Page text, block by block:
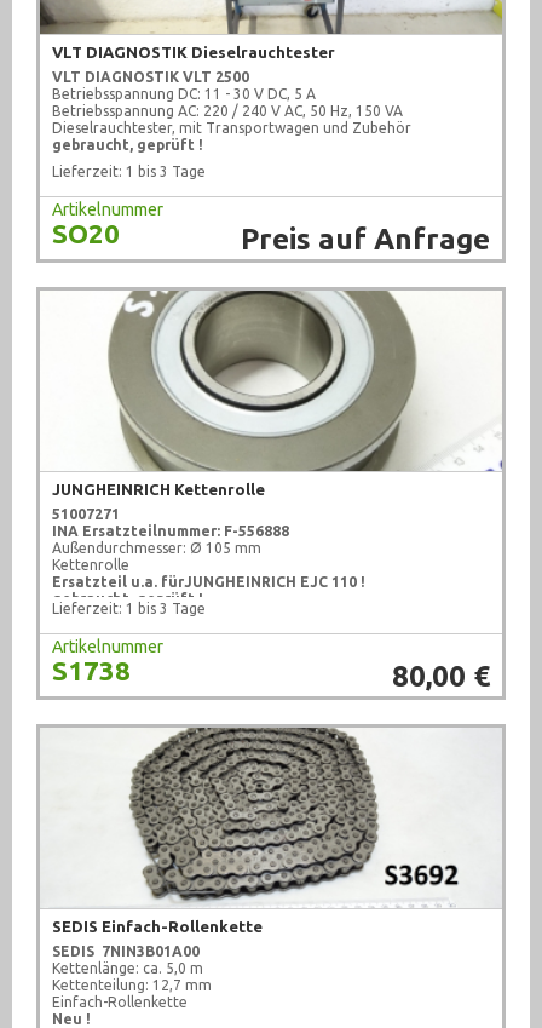
VLT DIAGNOSTIK Dieselrauchtester
VLT DIAGNOSTIK VLT 2500
Betriebsspannung DC: 11 - 30 V DC, 5 A
Betriebsspannung AC: 220 / 240 V AC, 50 Hz, 150 VA
Dieselrauchtester, mit Transportwagen und Zubehör
gebraucht, geprüft !
Lieferzeit: 1 bis 3 Tage
Artikelnummer
SO20 Preis auf Anfrage
JUNGHEINRICH Kettenrolle
51007271
INA Ersatzteilnummer: F-556888
Außendurchmesser: Ø 105 mm
Kettenrolle
Ersatzteil u.a. fürJUNGHEINRICH EJC 110 !
gebraucht, geprüft !
Lieferzeit: 1 bis 3 Tage
Artikelnummer
S1738 80,00 €
SEDIS Einfach-Rollenkette
SEDIS 7NIN3B01A00
Kettenlänge: ca. 5,0 m
Kettenteilung: 12,7 mm
Einfach-Rollenkette
Neu !